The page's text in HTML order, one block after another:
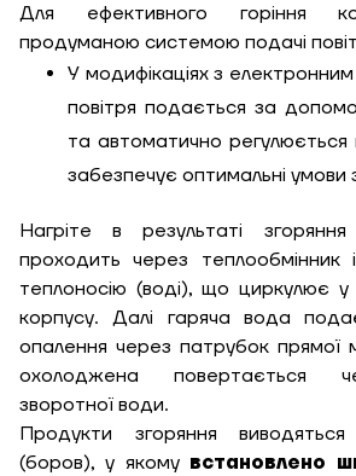
Для ефективного горіння
продуманою системою подачі
У модифікаціях з
повітря подається за
та автоматично
забезпечує оптимальні умови
Нагріте в результаті
проходить через
теплоносію (воді), що циркулює у
корпусу. Далі гаряча вода
опалення через патрубок прямої
охолоджена повертається
зворотної води.
Продукти згоряння
(боров), у якому встановлено